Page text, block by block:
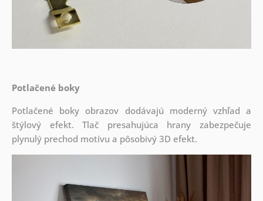
Potlačené boky
Potlačené boky obrazov dodávajú moderný vzhľad a
štýlový efekt. Tlač presahujúca hrany zabezpečuje
plynulý prechod motívu a pôsobivý 3D efekt.